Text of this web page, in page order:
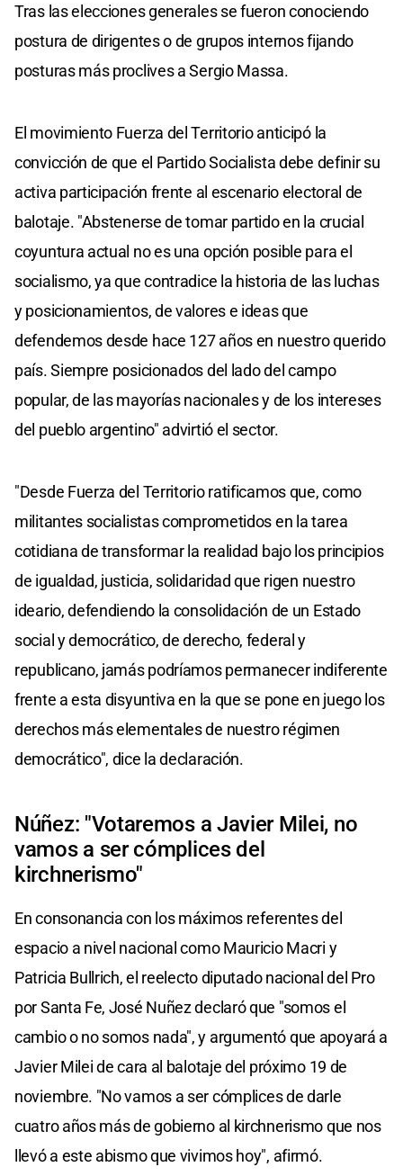
Tras las elecciones generales se fueron conociendo
postura de dirigentes o de grupos internos fijando
posturas más proclives a Sergio Massa.
El movimiento Fuerza del Territorio anticipó la
convicción de que el Partido Socialista debe definir su
activa participación frente al escenario electoral de
balotaje. "Abstenerse de tomar partido en la crucial
coyuntura actual no es una opción posible para el
socialismo, ya que contradice la historia de las luchas
y posicionamientos, de valores e ideas que
defendemos desde hace 127 años en nuestro querido
país. Siempre posicionados del lado del campo
popular, de las mayorías nacionales y de los intereses
del pueblo argentino" advirtió el sector.
"Desde Fuerza del Territorio ratificamos que, como
militantes socialistas comprometidos en la tarea
cotidiana de transformar la realidad bajo los principios
de igualdad, justicia, solidaridad que rigen nuestro
ideario, defendiendo la consolidación de un Estado
social y democrático, de derecho, federal y
republicano, jamás podríamos permanecer indiferente
frente a esta disyuntiva en la que se pone en juego los
derechos más elementales de nuestro régimen
democrático", dice la declaración.
Núñez: "Votaremos a Javier Milei, no
vamos a ser cómplices del
kirchnerismo"
En consonancia con los máximos referentes del
espacio a nivel nacional como Mauricio Macri y
Patricia Bullrich, el reelecto diputado nacional del Pro
por Santa Fe, José Nuñez declaró que "somos el
cambio o no somos nada", y argumentó que apoyará a
Javier Milei de cara al balotaje del próximo 19 de
noviembre. "No vamos a ser cómplices de darle
cuatro años más de gobierno al kirchnerismo que nos
llevó a este abismo que vivimos hoy", afirmó.